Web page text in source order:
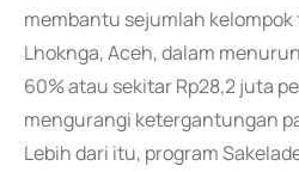
membantu sejumlah kelompok
Lhoknga, Aceh, dalam
60% atau sekitar Rp28,2 juta
mengurangi ketergantungan
Lebih dari itu, program